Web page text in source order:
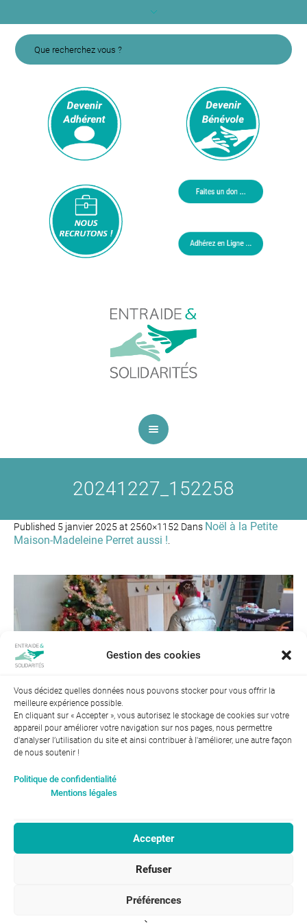
Gestion des cookies
Vous décidez quelles données nous pouvons stocker pour vous offrir la
meilleure expérience possible.
En cliquant sur « Accepter », vous autorisez le stockage de cookies sur votre
appareil pour améliorer votre navigation sur nos pages, nous permettre
d'analyser l’utilisation du site et ainsi contribuer à l'améliorer, une autre façon
de nous soutenir !
Politique de confidentialité
Mentions légales
Accepter
Refuser
Préférences
20241227_152258
Published 5 janvier 2025 at 2560×1152 Dans Noël à la Petite
Maison-Madeleine Perret aussi !
femmes : 94
Entraide et Solidarités
46, avenue Gustave Eiffel
02 47 31 87 00
RGPD-Confidentialité|